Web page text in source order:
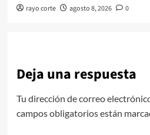
rayo corte agosto 8, 2026 0
Deja una respuesta
Tu dirección de correo
campos obligatorios están